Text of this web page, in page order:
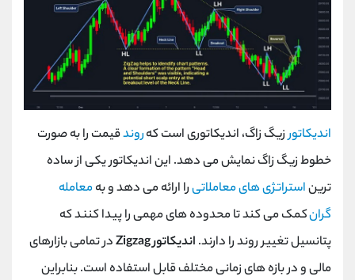
اندیکاتورزیگ زاگ، اندیکاتوری است کهروندقیمت را به صورت
خطوط زیگ زاگ نمایش می دهد. این اندیکاتور یکی از ساده
تریناستراتژی های معاملاتیرا ارائه می دهد و بهمعامله
گرانکمک می کند تا محدوده های مهمی را پیدا کنند که
پتانسیل تغییر روند را دارند. اندیکاتور Zigzag
در تمامی بازارهای
مالی و در بازه های زمانی مختلف قابل استفاده است. بنابراین